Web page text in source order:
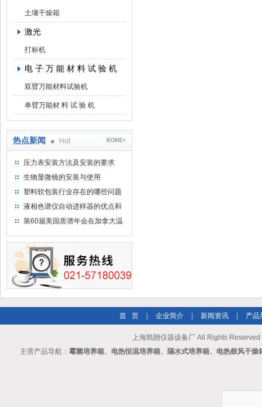
土壤干燥箱
激光
打标机
电 子 万 能 材 料 试 验 机
双臂万能材料试验机
单臂万能材 料 试 验 机
热点新闻 Hot ROME+
压力表安装方法及安装的要求
生物显微镜的安装与使用
塑料软包装行业存在的哪些问题
液相色谱仪自动进样器的优点和
维护
第60届美国质谱年会在加拿大温
首 页 企业简介 新闻资讯 产品
上海凯朗仪器设备厂 All Rights Reserved
主营产品导航： 霉菌培养箱、电热恒温培养箱、隔水式培养箱、电热鼓风干